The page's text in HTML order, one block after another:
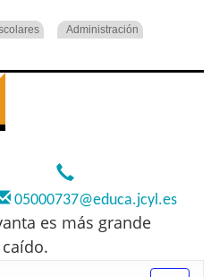
Administración
05000737@educa.jcyl.es
es más grande